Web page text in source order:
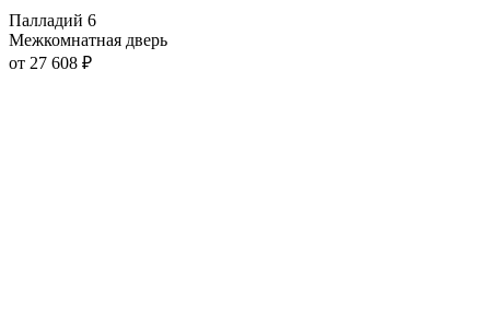
Палладий 6
Межкомнатная дверь
от 27 608 ₽